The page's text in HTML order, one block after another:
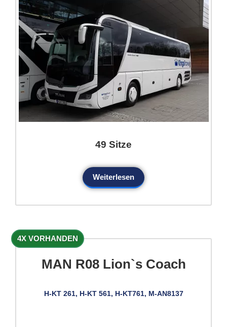
49 Sitze
Weiterlesen
4X VORHANDEN
MAN R08 Lion`s Coach
H-KT 261, H-KT 561, H-KT761, M-AN8137